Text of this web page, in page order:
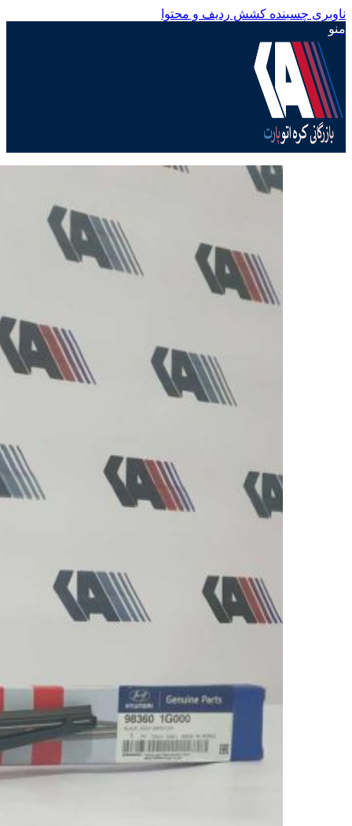
ناوبری چسبنده کشش ردیف و محتوا
منو